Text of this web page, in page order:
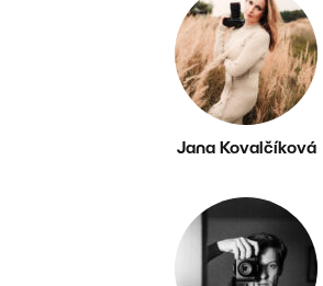
Jana Kovalčíková